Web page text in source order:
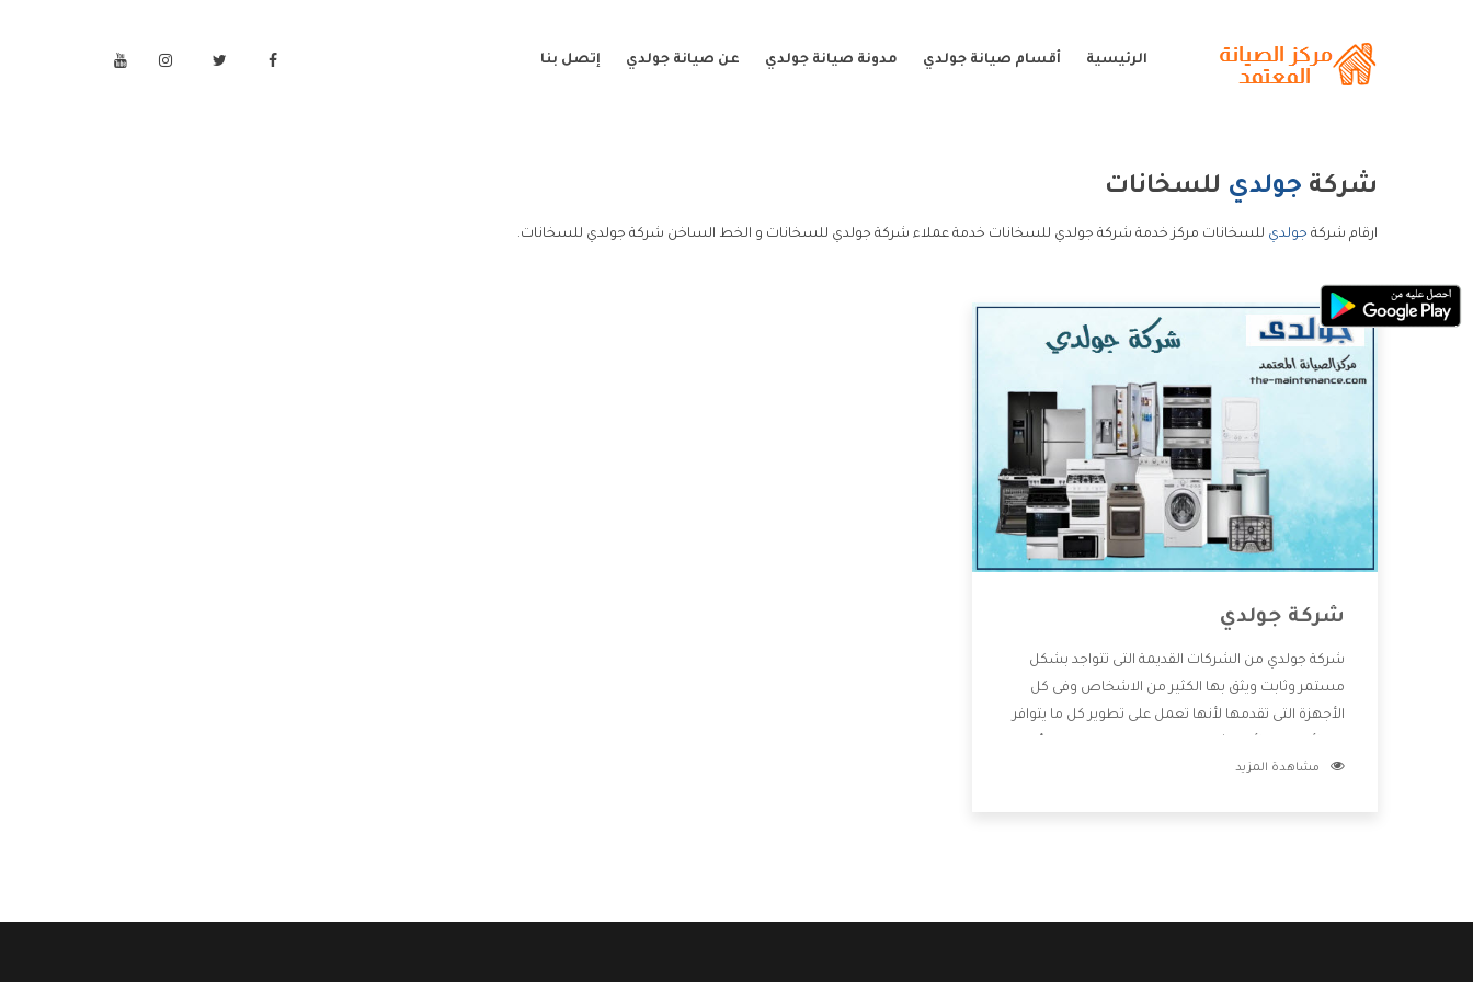
الرئيسية أقسام صيانة جولدي مدونة صيانة جولدي عن صيانة جولدي إتصل بنا
شركة جولدي للسخانات
ارقام شركة جولدي للسخانات مركز خدمة شركة جولدي للسخانات خدمة عملاء شركة جولدي للسخانات و الخط الساخن شركة جولدي للسخانات.
شركة جولدي
شركة جولدي من الشركات القديمة التى تتواجد بشكل
مستمر وثابت ويثق بها الكثير من الاشخاص وفى كل
الأجهزة التى تقدمها لأنها تعمل على تطوير كل ما يتوافر
خدمات ما بعد البيع مع المنتجات وتقدم للعملاء أقوى
مشاهدة المزيد